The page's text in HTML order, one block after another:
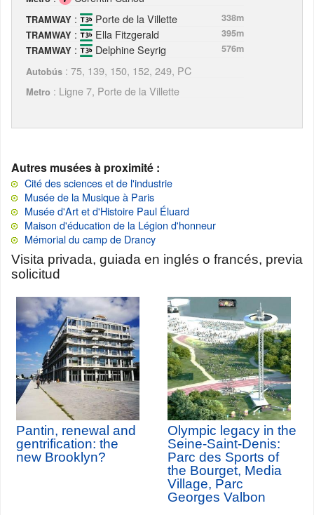
TRAMWAY : Porte de la Villette
338m
TRAMWAY : Ella Fitzgerald
395m
TRAMWAY : Delphine Seyrig
576m
Autobús : 75, 139, 150, 152, 249, PC
Metro : Ligne 7, Porte de la Villette
Autres musées à proximité :
Cité des sciences et de l'industrie
Musée de la Musique à Paris
Musée d'Art et d'Histoire Paul Éluard
Maison d'éducation de la Légion d'honneur
Mémorial du camp de Drancy
Visita privada, guiada en inglés o francés, previa
solicitud
Pantin, renewal and
gentrification: the
new Brooklyn?
Olympic legacy in the
Seine-Saint-Denis:
Parc des Sports of
the Bourget, Media
Village, Parc
Georges Valbon